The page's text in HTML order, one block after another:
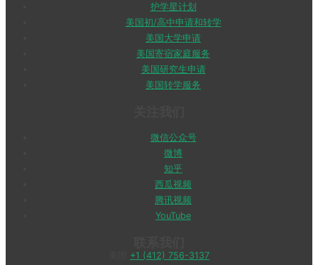
护学星计划
美国初/高中申请和转学
美国大学申请
美国寄宿家庭服务
美国研究生申请
美国转学服务
微信公众号
微博
知乎
西瓜视频
腾讯视频
YouTube
+1 (412) 756-3137